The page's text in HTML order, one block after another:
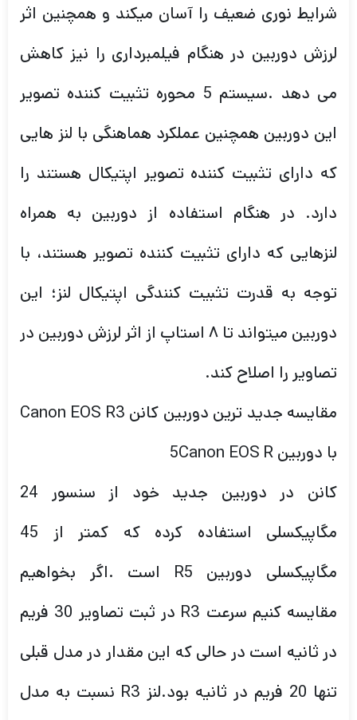
شرایط نوری ضعیف را آسان میکند و همچنین اثر
لرزش دوربین در هنگام فیلمبرداری را نیز کاهش
می دهد .سیستم 5 محوره تثبیت کننده تصویر
این دوربین همچنین عملکرد هماهنگی با لنز هایی
که دارای تثبیت کننده تصویر اپتیکال هستند را
دارد. در هنگام استفاده از دوربین به همراه
لنزهایی که دارای تثبیت کننده تصویر هستند، با
توجه به قدرت تثبیت کنندگی اپتیکال لنز؛ این
دوربین میتواند تا ۸ استاپ از اثر لرزش دوربین در
تصاویر را اصلاح کند.
مقایسه جدید ترین دوربین کانن Canon EOS R3
با دوربین 5Canon EOS R
کانن در دوربین جدید خود از سنسور 24
مگاپیکسلی استفاده کرده که کمتر از 45
مگاپیکسلی دوربین R5 است .اگر بخواهیم
مقایسه کنیم سرعت R3 در ثبت تصاویر 30 فریم
در ثانیه است در حالی که این مقدار در مدل قبلی
تنها 20 فریم در ثانیه بود.لنز R3 نسبت به مدل